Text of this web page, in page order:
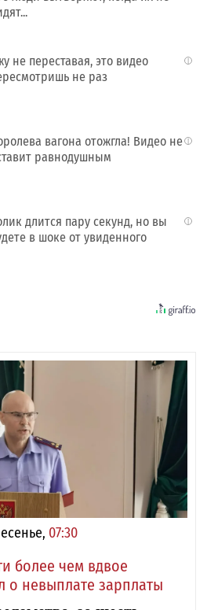
i
не переставая, это видео
не раз
i
вагона отожгла! Видео не
равнодушным
i
длится пару секунд, но вы
в шоке от увиденного
07:30
более чем вдвое
о невыплате зарплаты